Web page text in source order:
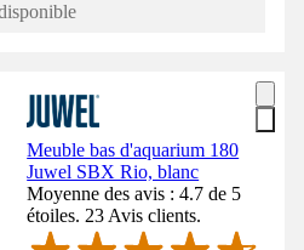
Meuble bas d'aquarium 180
Juwel SBX Rio, blanc
Moyenne des avis : 4.7 de 5
étoiles. 23 Avis clients.